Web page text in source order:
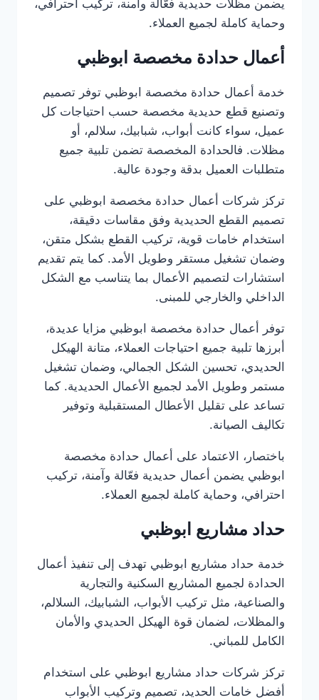
يضمن مظلات حديدية فعّالة وآمنة، تركيب احترافي،
وحماية كاملة لجميع العملاء.
أعمال حدادة مخصصة ابوظبي
خدمة أعمال حدادة مخصصة ابوظبي توفر تصميم
وتصنيع قطع حديدية مخصصة حسب احتياجات كل
عميل، سواء كانت أبواب، شبابيك، سلالم، أو
مظلات. فالحدادة المخصصة تضمن تلبية جميع
متطلبات العميل بدقة وجودة عالية.
تركز شركات أعمال حدادة مخصصة ابوظبي على
تصميم القطع الحديدية وفق مقاسات دقيقة،
استخدام خامات قوية، تركيب القطع بشكل متقن،
وضمان تشغيل مستقر وطويل الأمد. كما يتم تقديم
استشارات لتصميم الأعمال بما يتناسب مع الشكل
الداخلي والخارجي للمبنى.
توفر أعمال حدادة مخصصة ابوظبي مزايا عديدة،
أبرزها تلبية جميع احتياجات العملاء، متانة الهيكل
الحديدي، تحسين الشكل الجمالي، وضمان تشغيل
مستمر وطويل الأمد لجميع الأعمال الحديدية. كما
تساعد على تقليل الأعطال المستقبلية وتوفير
تكاليف الصيانة.
باختصار، الاعتماد على أعمال حدادة مخصصة
ابوظبي يضمن أعمال حديدية فعّالة وآمنة، تركيب
احترافي، وحماية كاملة لجميع العملاء.
حداد مشاريع ابوظبي
خدمة حداد مشاريع ابوظبي تهدف إلى تنفيذ أعمال
الحدادة لجميع المشاريع السكنية والتجارية
والصناعية، مثل تركيب الأبواب، الشبابيك، السلالم،
والمظلات، لضمان قوة الهيكل الحديدي والأمان
الكامل للمباني.
تركز شركات حداد مشاريع ابوظبي على استخدام
أفضل خامات الحديد، تصميم وتركيب الأبواب